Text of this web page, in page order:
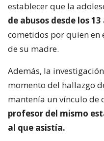
establecer que la
de abusos desde los 13
cometidos por quien en
de su madre.
Además, la
momento del hallazgo
mantenía un vínculo de
profesor del mismo
al que asistía.